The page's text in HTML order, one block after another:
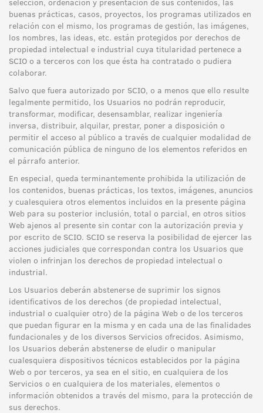
buenas prácticas, casos, proyectos, los programas utilizados en
relación con el mismo, los programas de gestión, las imágenes,
los nombres, las ideas, etc. están protegidos por derechos de
propiedad intelectual e industrial cuya titularidad pertenece a
SCIO o a terceros con los que ésta ha contratado o pudiera
colaborar.
Salvo que fuera autorizado por SCIO, o a menos que ello resulte
legalmente permitido, los Usuarios no podrán reproducir,
transformar, modificar, desensamblar, realizar ingeniería
inversa, distribuir, alquilar, prestar, poner a disposición o
permitir el acceso al público a través de cualquier modalidad de
comunicación pública de ninguno de los elementos referidos en
el párrafo anterior.
En especial, queda terminantemente prohibida la utilización de
los contenidos, buenas prácticas, los textos, imágenes, anuncios
y cualesquiera otros elementos incluidos en la presente página
Web para su posterior inclusión, total o parcial, en otros sitios
Web ajenos al presente sin contar con la autorización previa y
por escrito de SCIO. SCIO se reserva la posibilidad de ejercer las
acciones judiciales que correspondan contra los Usuarios que
violen o infrinjan los derechos de propiedad intelectual o
industrial.
Los Usuarios deberán abstenerse de suprimir los signos
identificativos de los derechos (de propiedad intelectual,
industrial o cualquier otro) de la página Web o de los terceros
que puedan figurar en la misma y en cada una de las finalidades
fundacionales y de los diversos Servicios ofrecidos. Asimismo,
los Usuarios deberán abstenerse de eludir o manipular
cualesquiera dispositivos técnicos establecidos por la página
Web o por terceros, ya sea en el sitio, en cualquiera de los
Servicios o en cualquiera de los materiales, elementos o
información obtenidos a través del mismo, para la protección de
sus derechos.